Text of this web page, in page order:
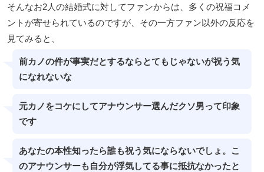
そんなお2人の結婚式に対してファンからは、多くの祝福コメ
ントが寄せられているのですが、その一方ファン以外の反応を
見てみると、
前カノの件が事実だとするならとてもじゃないが祝う気
になれないな
元カノをコケにしてアナウンサー選んだクソ男って印象
です
あなたの本性知ったら誰も祝う気にならないでしょ。こ
のアナウンサーも自分が浮気してる事に抵抗なかったと